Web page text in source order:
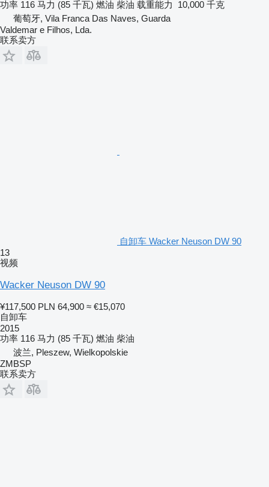
功率 116 马力 (85 千瓦) 燃油 柴油 载重能力
10,000 千克
葡萄牙, Vila Franca Das Naves, Guarda
Valdemar e Filhos, Lda.
联系卖方
自卸车 Wacker Neuson DW 90
13
视频
Wacker Neuson DW 90
¥117,500 PLN 64,900 ≈ €15,070
自卸车
2015
功率 116 马力 (85 千瓦) 燃油 柴油
波兰, Pleszew, Wielkopolskie
ZMBSP
联系卖方